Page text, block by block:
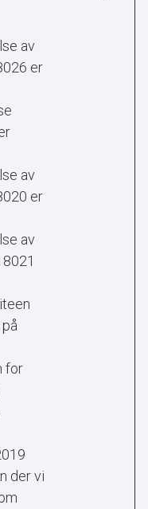
av
er
av
er
av
for
der vi